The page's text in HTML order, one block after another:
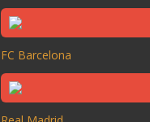
FC Barcelona